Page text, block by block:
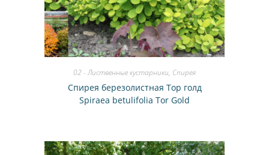
02 - Лиственные кустарники, Спирея
Спирея березолистная Тор голд
Spiraea betulifolia Tor Gold